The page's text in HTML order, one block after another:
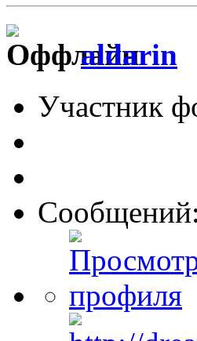
aldarin
Участник